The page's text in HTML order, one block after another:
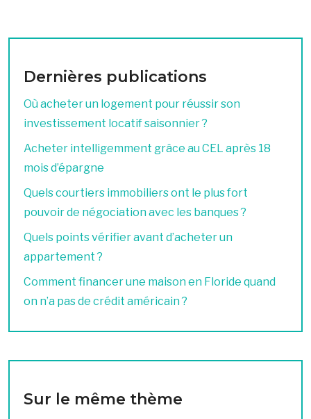
Dernières publications
Où acheter un logement pour réussir son
investissement locatif saisonnier ?
Acheter intelligemment grâce au CEL après 18
mois d’épargne
Quels courtiers immobiliers ont le plus fort
pouvoir de négociation avec les banques ?
Quels points vérifier avant d’acheter un
appartement ?
Comment financer une maison en Floride quand
on n’a pas de crédit américain ?
Sur le même thème